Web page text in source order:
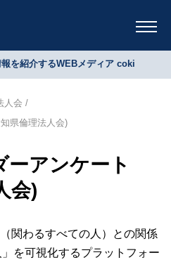
を紹介するWEBメディア coki
人会
県倫理法人会)
ーアンケート
会)
関わるすべての人）との関係
を可視化するプラットフォー